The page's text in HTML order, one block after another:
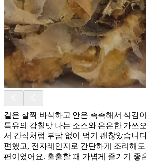
겉은 살짝 바삭하고 안은 촉촉해서 식감
특유의 감칠맛 나는 소스와 은은한 가쓰
서 간식처럼 부담 없이 먹기 괜찮았습니
편했고, 전자레인지로 간단하게 조리해
편이었어요. 출출할 때 가볍게 즐기기 좋